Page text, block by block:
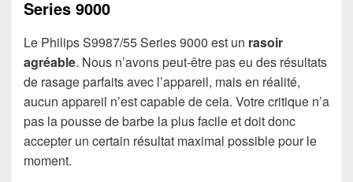
Series 9000
Le Philips S9987/55 Series 9000 est un rasoir
agréable. Nous n’avons peut-être pas eu des résultats
de rasage parfaits avec l’appareil, mais en réalité,
aucun appareil n’est capable de cela. Votre critique n’a
pas la pousse de barbe la plus facile et doit donc
accepter un certain résultat maximal possible pour le
moment.